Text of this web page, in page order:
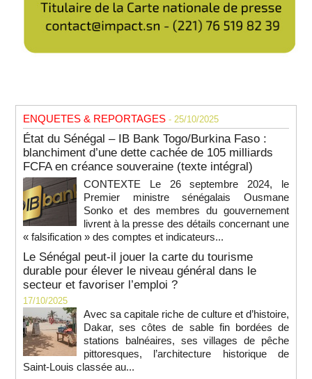
ENQUETES & REPORTAGES - 25/10/2025
État du Sénégal – IB Bank Togo/Burkina Faso :
blanchiment d’une dette cachée de 105 milliards
FCFA en créance souveraine (texte intégral)
CONTEXTE Le 26 septembre 2024, le
Premier ministre sénégalais Ousmane
Sonko et des membres du gouvernement
livrent à la presse des détails concernant une
« falsification » des comptes et indicateurs...
Le Sénégal peut-il jouer la carte du tourisme
durable pour élever le niveau général dans le
secteur et favoriser l’emploi ?
17/10/2025
Avec sa capitale riche de culture et d’histoire,
Dakar, ses côtes de sable fin bordées de
stations balnéaires, ses villages de pêche
pittoresques, l’architecture historique de
Saint-Louis classée au...